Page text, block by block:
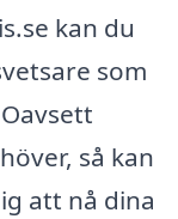
kan du
som
så kan
att nå dina